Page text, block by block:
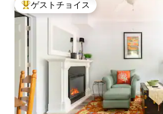
大好評のゲストチョイスです。
ゲストチョイス